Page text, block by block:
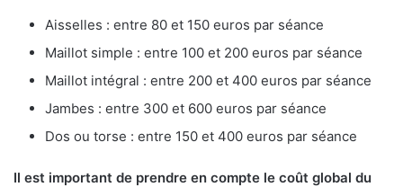
Aisselles : entre 80 et 150 euros par séance
Maillot simple : entre 100 et 200 euros par séance
Maillot intégral : entre 200 et 400 euros par séance
Jambes : entre 300 et 600 euros par séance
Dos ou torse : entre 150 et 400 euros par séance
Il est important de prendre en compte le coût global du